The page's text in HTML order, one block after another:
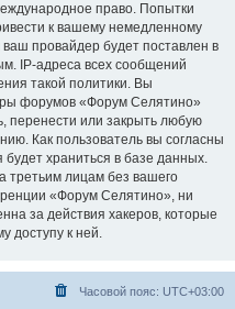
право. Попытки
к вашему немедленному
провайдер будет поставлен в
IP-адреса всех сообщений
такой политики. Вы
форумов «Форум Селятино»
перенести или закрыть любую
Как пользователь вы согласны
храниться в базе данных.
третьим лицам без вашего
«Форум Селятино», ни
за действия хакеров, которые
доступу к ней.
Часовой пояс: UTC+03:00